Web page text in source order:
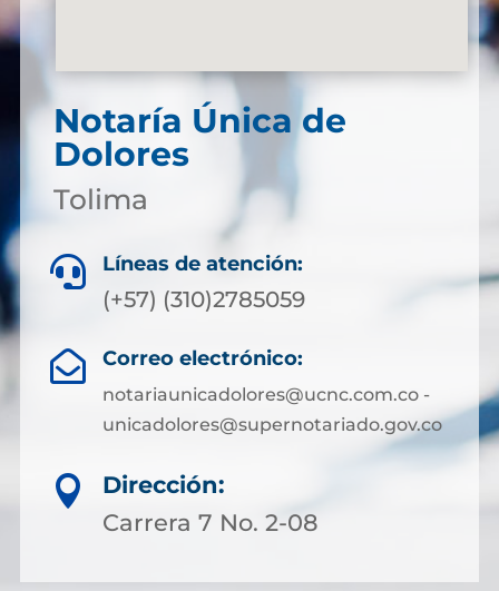
Notaría Única de
Dolores
Tolima
 Líneas de atención:
(+57) (310)2785059
 Correo electrónico:
notariaunicadolores@ucnc.com.co -
unicadolores@supernotariado.gov.co

Dirección:
Carrera 7 No. 2-08